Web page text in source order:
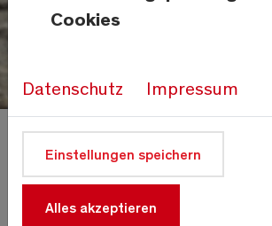
Taxis
Anreise
Cookies
Datenschutz Impressum
Einstellungen speichern
Alles akzeptieren